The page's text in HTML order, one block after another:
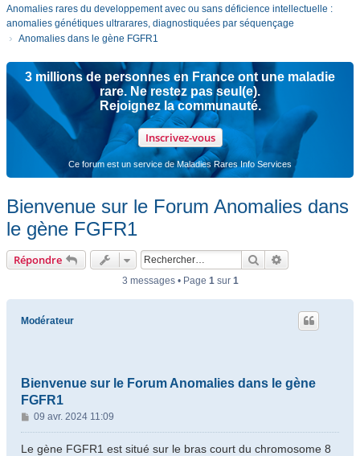
Anomalies rares du developpement avec ou sans déficience intellectuelle :
anomalies génétiques ultrarares, diagnostiquées par séquençage
Anomalies dans le gène FGFR1
3 millions de personnes en France ont une maladie
rare. Ne restez pas seul(e).
Rejoignez la communauté.
Inscrivez-vous
Ce forum est un service de Maladies Rares Info Services
Bienvenue sur le Forum Anomalies dans
le gène FGFR1
Répondre Rechercher
3 messages • Page 1sur 1
Modérateur
Bienvenue sur le Forum Anomalies dans le gène
FGFR1
M
e
s
09 avr. 2024 11:09
Le gène FGFR1 est situé sur le bras court du chromosome 8